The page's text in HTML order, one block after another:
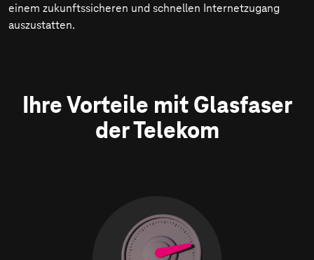
einem zukunftssicheren und schnellen Internetzugang
auszustatten.
Ihre Vorteile mit Glasfaser
der Telekom